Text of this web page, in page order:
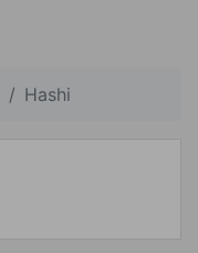
Hashi